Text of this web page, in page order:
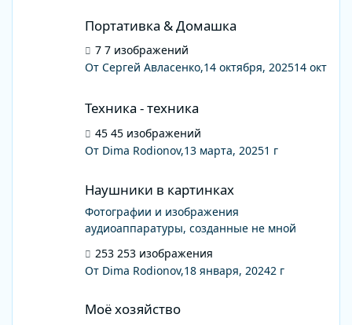
Портативка & Домашка
7 изображений
От Сергей Авласенко,14 октября, 202514 окт
Техника - техника
45 изображений
От Dima Rodionov,13 марта, 20251 г
Наушники в картинках
Фотографии и изображения
аудиоаппаратуры, созданные не мной
253 изображения
От Dima Rodionov,18 января, 20242 г
Моё хозяйство